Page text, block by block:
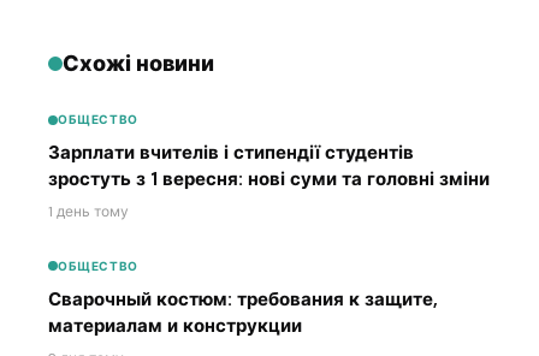
Схожі новини
ОБЩЕСТВО
Зарплати вчителів і стипендії студентів
зростуть з 1 вересня: нові суми та головні зміни
1 день тому
ОБЩЕСТВО
Сварочный костюм: требования к защите,
материалам и конструкции